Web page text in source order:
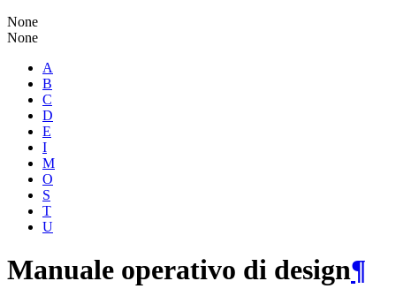
None
None
A
B
C
D
E
I
M
O
S
T
U
Manuale operativo di design¶